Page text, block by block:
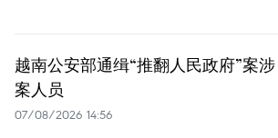
越南公安部通缉“推翻人民政府”案涉
案人员
07/08/2026 14:56